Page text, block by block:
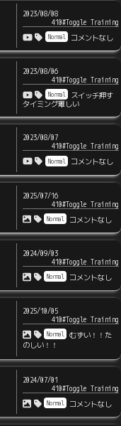
2023/08/08
410#Toggle Training
Normal コメントなし
2023/08/06
410#Toggle Training
Normal
スイッチ押す
タイミング難しい
2023/08/07
410#Toggle Training
Normal コメントなし
2025/07/16
410#Toggle Training
Normal コメントなし
2024/09/03
410#Toggle Training
Normal コメントなし
2025/10/05
410#Toggle Training
Normal
むずい！！た
のしい！！
2024/07/01
410#Toggle Training
Normal コメントなし